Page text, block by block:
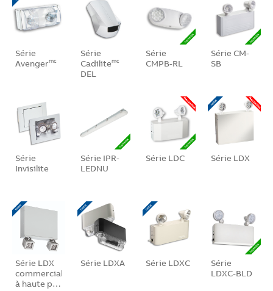
Série
Avengermc
Série
Cadilitemc
DEL
Série
CMPB-RL
Série CM-
SB
Série
Invisilite
Série IPR-
LEDNU
Série LDC Série LDX
Série LDX
commercial
à haute p…
Série LDXA Série LDXC
Série
LDXC-BLD